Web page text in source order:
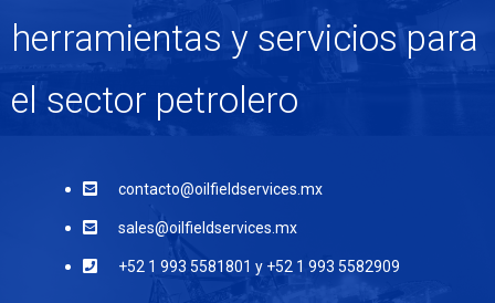
herramientas y servicios para
el sector petrolero
contacto@oilfieldservices.mx
sales@oilfieldservices.mx
+52 1 993 5581801 y +52 1 993 5582909